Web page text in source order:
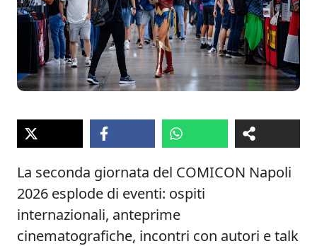
La seconda giornata del COMICON Napoli
2026 esplode di eventi: ospiti
internazionali, anteprime
cinematografiche, incontri con autori e talk